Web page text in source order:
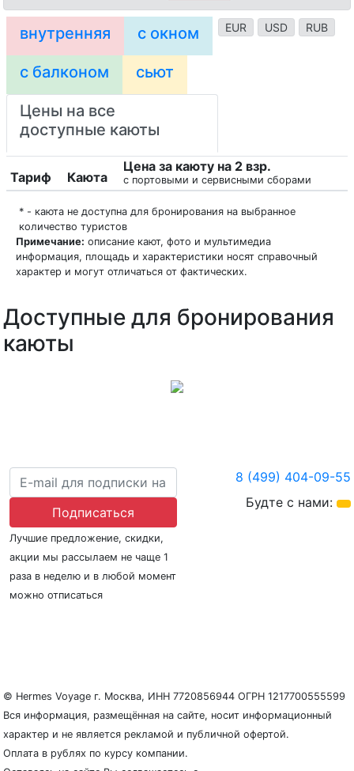
EUR USD RUB
внутренняя с окном
с балконом сьют
Цены на все
доступные каюты
Тариф Каюта
Цена за каюту на 2 взр.
с портовыми и сервисными сборами
* - каюта не доступна для бронирования на выбранное
количество туристов
Примечание: описание кают, фото и мультимедиа
информация, площадь и характеристики носят справочный
характер и могут отличаться от фактических.
Доступные для бронирования
каюты
© Hermes Voyage г. Москва, ИНН 7720856944 ОГРН 1217700555599
Вся информация, размещённая на сайте, носит информационный
характер и не является рекламой и публичной офертой.
Оплата в рублях по курсу компании.
Подписаться
Лучшие предложение, скидки,
акции мы рассылаем не чаще 1
раза в неделю и в любой момент
можно отписаться
8 (499) 404-09-55
Будте с нами: